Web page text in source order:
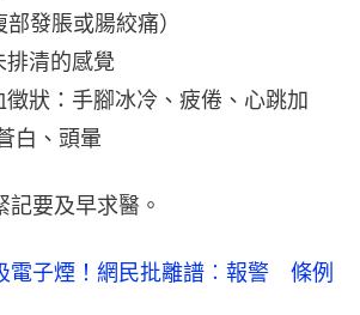
發脹或腸絞痛）
清的感覺
狀：手腳冰冷、疲倦、心跳加
白、頭暈
要及早求醫。
電子煙！網民批離譜︰報警 條例